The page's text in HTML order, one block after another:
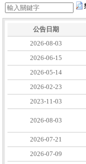
公告日期
2026-08-03
2026-06-15
2026-05-14
2026-02-23
2023-11-03
2026-08-03
2026-07-21
2026-07-09